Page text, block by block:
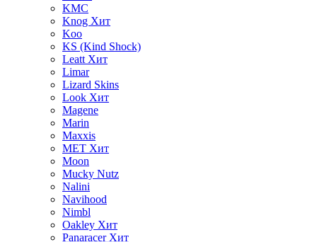
KMC
Knog Хит
Koo
KS (Kind Shock)
Leatt Хит
Limar
Lizard Skins
Look Хит
Magene
Marin
Maxxis
MET Хит
Moon
Mucky Nutz
Nalini
Navihood
Nimbl
Oakley Хит
Panaracer Хит